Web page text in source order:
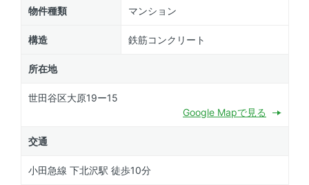
物件種類 マンション
構造 鉄筋コンクリート
所在地
世田谷区大原19ー15
Google Mapで見る
交通
小田急線 下北沢駅 徒歩10分